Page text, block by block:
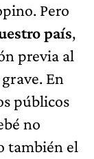
Pero
país,
previa al
En
públicos
no
también el